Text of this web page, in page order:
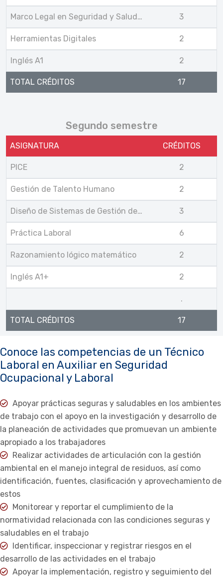
Marco Legal en Seguridad y Salud Ocupacional 3
Herramientas Digitales 2
Inglés A1 2
TOTAL CRÉDITOS 17
Segundo semestre
ASIGNATURA CRÉDITOS
PICE 2
Gestión de Talento Humano 2
Diseño de Sistemas de Gestión de Seguridad y Salud en el Trabajo 3
Práctica Laboral 6
Razonamiento lógico matemático 2
Inglés A1+ 2
.
TOTAL CRÉDITOS 17
Conoce las competencias de un Técnico
Laboral en Auxiliar en Seguridad
Ocupacional y Laboral
Apoyar prácticas seguras y saludables en los ambientes
de trabajo con el apoyo en la investigación y desarrollo de
la planeación de actividades que promuevan un ambiente
apropiado a los trabajadores
Realizar actividades de articulación con la gestión
ambiental en el manejo integral de residuos, así como
identificación, fuentes, clasificación y aprovechamiento de
estos
Monitorear y reportar el cumplimiento de la
normatividad relacionada con las condiciones seguras y
saludables en el trabajo
Identificar, inspeccionar y registrar riesgos en el
desarrollo de las actividades en el trabajo
Apoyar la implementación, registro y seguimiento del